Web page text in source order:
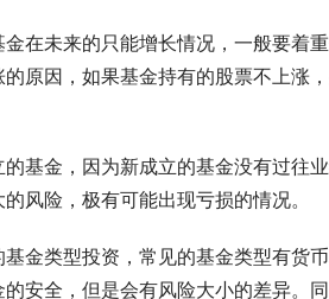
在未来的只能增长情况，一般要着
原因，如果基金持有的股票不上涨
基金，因为新成立的基金没有过往
风险，极有可能出现亏损的情况。
金类型投资，常见的基金类型有货
安全，但是会有风险大小的差异。